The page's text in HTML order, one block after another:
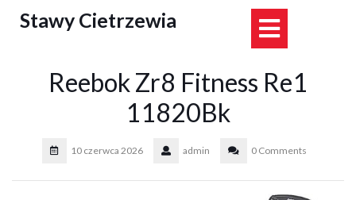
Stawy Cietrzewia
Reebok Zr8 Fitness Re1
11820Bk
10 czerwca 2026 admin 0 Comments